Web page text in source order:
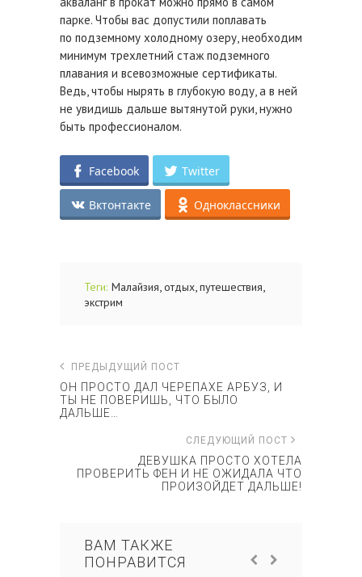
парке. Чтобы вас допустили поплавать
по подземному холодному озеру, необходим
минимум трехлетний стаж подземного
плавания и всевозможные сертификаты.
Ведь, чтобы нырять в глубокую воду, а в ней
не увидишь дальше вытянутой руки, нужно
быть профессионалом.
Facebook Twitter
Вктонтакте Одноклассники
Теги: Малайзия отдых путешествия
экстрим
ПРЕДЫДУЩИЙ ПОСТ
ОН ПРОСТО ДАЛ ЧЕРЕПАХЕ АРБУЗ, И
ТЫ НЕ ПОВЕРИШЬ, ЧТО БЫЛО
ДАЛЬШЕ…
СЛЕДУЮЩИЙ ПОСТ
ДЕВУШКА ПРОСТО ХОТЕЛА
ПРОВЕРИТЬ ФЕН И НЕ ОЖИДАЛА ЧТО
ПРОИЗОЙДЕТ ДАЛЬШЕ!
ВАМ ТАКЖЕ
ПОНРАВИТСЯ